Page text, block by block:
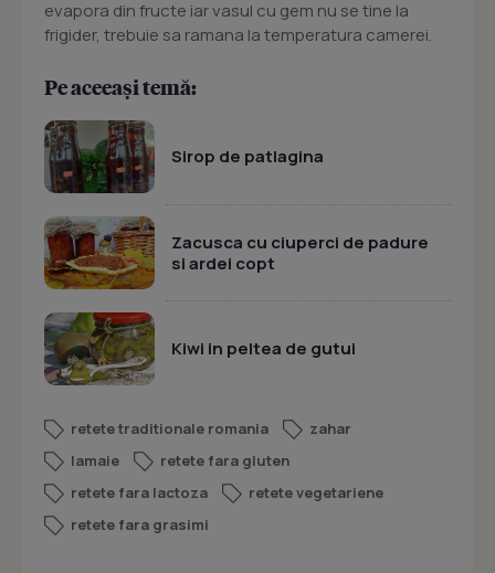
evapora din fructe iar vasul cu gem nu se tine la
frigider, trebuie sa ramana la temperatura camerei.
Pe aceeași temă:
Sirop de patlagina
Zacusca cu ciuperci de padure
si ardei copt
Kiwi in peltea de gutui
retete traditionale romania
zahar
lamaie
retete fara gluten
retete fara lactoza
retete vegetariene
retete fara grasimi